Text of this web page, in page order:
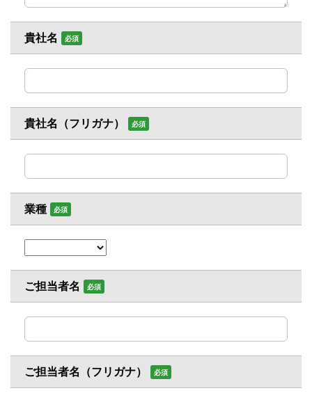
貴社名 必須
貴社名（フリガナ） 必須
業種 必須
ご担当者名 必須
ご担当者名（フリガナ） 必須